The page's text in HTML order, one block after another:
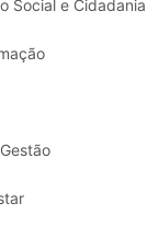
Social e Cidadania